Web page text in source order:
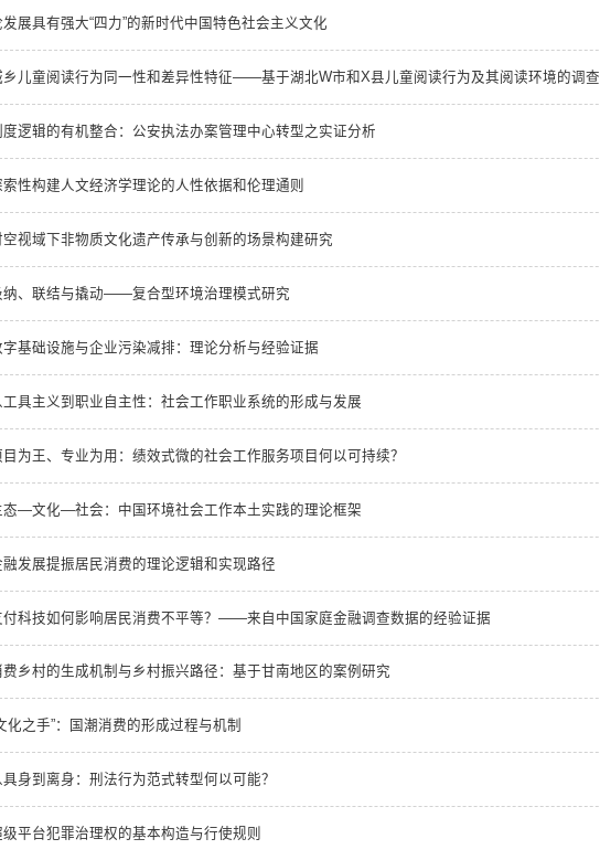
发展具有强大“四力”的新时代中国特色社会主义文化
乡儿童阅读行为同一性和差异性特征——基于湖北W市和X县儿童阅读行为及其阅读环境的调查
度逻辑的有机整合：公安执法办案管理中心转型之实证分析
索性构建人文经济学理论的人性依据和伦理通则
空视域下非物质文化遗产传承与创新的场景构建研究
纳、联结与撬动——复合型环境治理模式研究
字基础设施与企业污染减排：理论分析与经验证据
工具主义到职业自主性：社会工作职业系统的形成与发展
目为王、专业为用：绩效式微的社会工作服务项目何以可持续？
态—文化—社会：中国环境社会工作本土实践的理论框架
融发展提振居民消费的理论逻辑和实现路径
付科技如何影响居民消费不平等？——来自中国家庭金融调查数据的经验证据
费乡村的生成机制与乡村振兴路径：基于甘南地区的案例研究
化之手”：国潮消费的形成过程与机制
具身到离身：刑法行为范式转型何以可能？
级平台犯罪治理权的基本构造与行使规则